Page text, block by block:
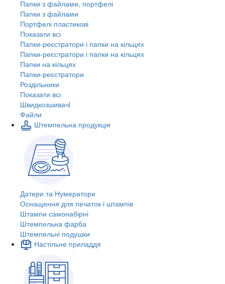
Папки з файлами, портфелі
Папки з файлами
Портфелі пластикові
Показати всі
Папки-реєстратори і папки на кільцях
Папки-реєстратори і папки на кільцях
Папки на кільцях
Папки-реєстратори
Роздільники
Показати всі
Швидкозшивачi
Файли
Штемпельна продукція
Датери та Нумератори
Оснащення для печаток і штампів
Штампи самонабірні
Штемпельна фарба
Штемпельні подушки
Настільне приладдя